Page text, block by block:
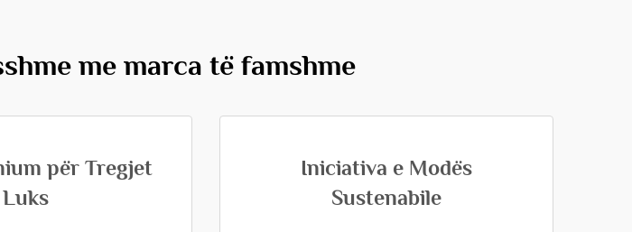
me marca të famshme
për Tregjet
Luks
Iniciativa e Modës
Sustenabile